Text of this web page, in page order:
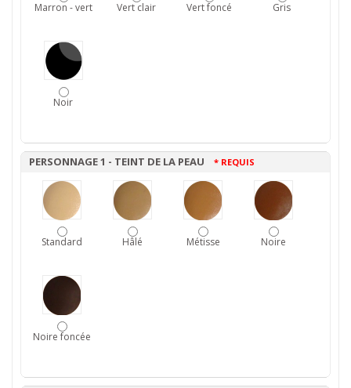
Marron - vert Vert clair Vert foncé Gris
Noir
PERSONNAGE 1 - TEINT DE LA PEAU * REQUIS
Standard Hâlé Métisse Noire
Noire foncée